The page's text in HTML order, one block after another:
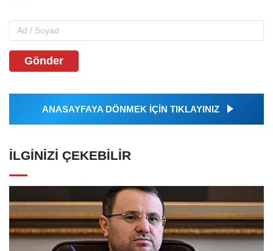
Gönder
ANASAYFAYA DÖNMEK İÇİN TIKLAYINIZ
İLGINIZI ÇEKEBILIR